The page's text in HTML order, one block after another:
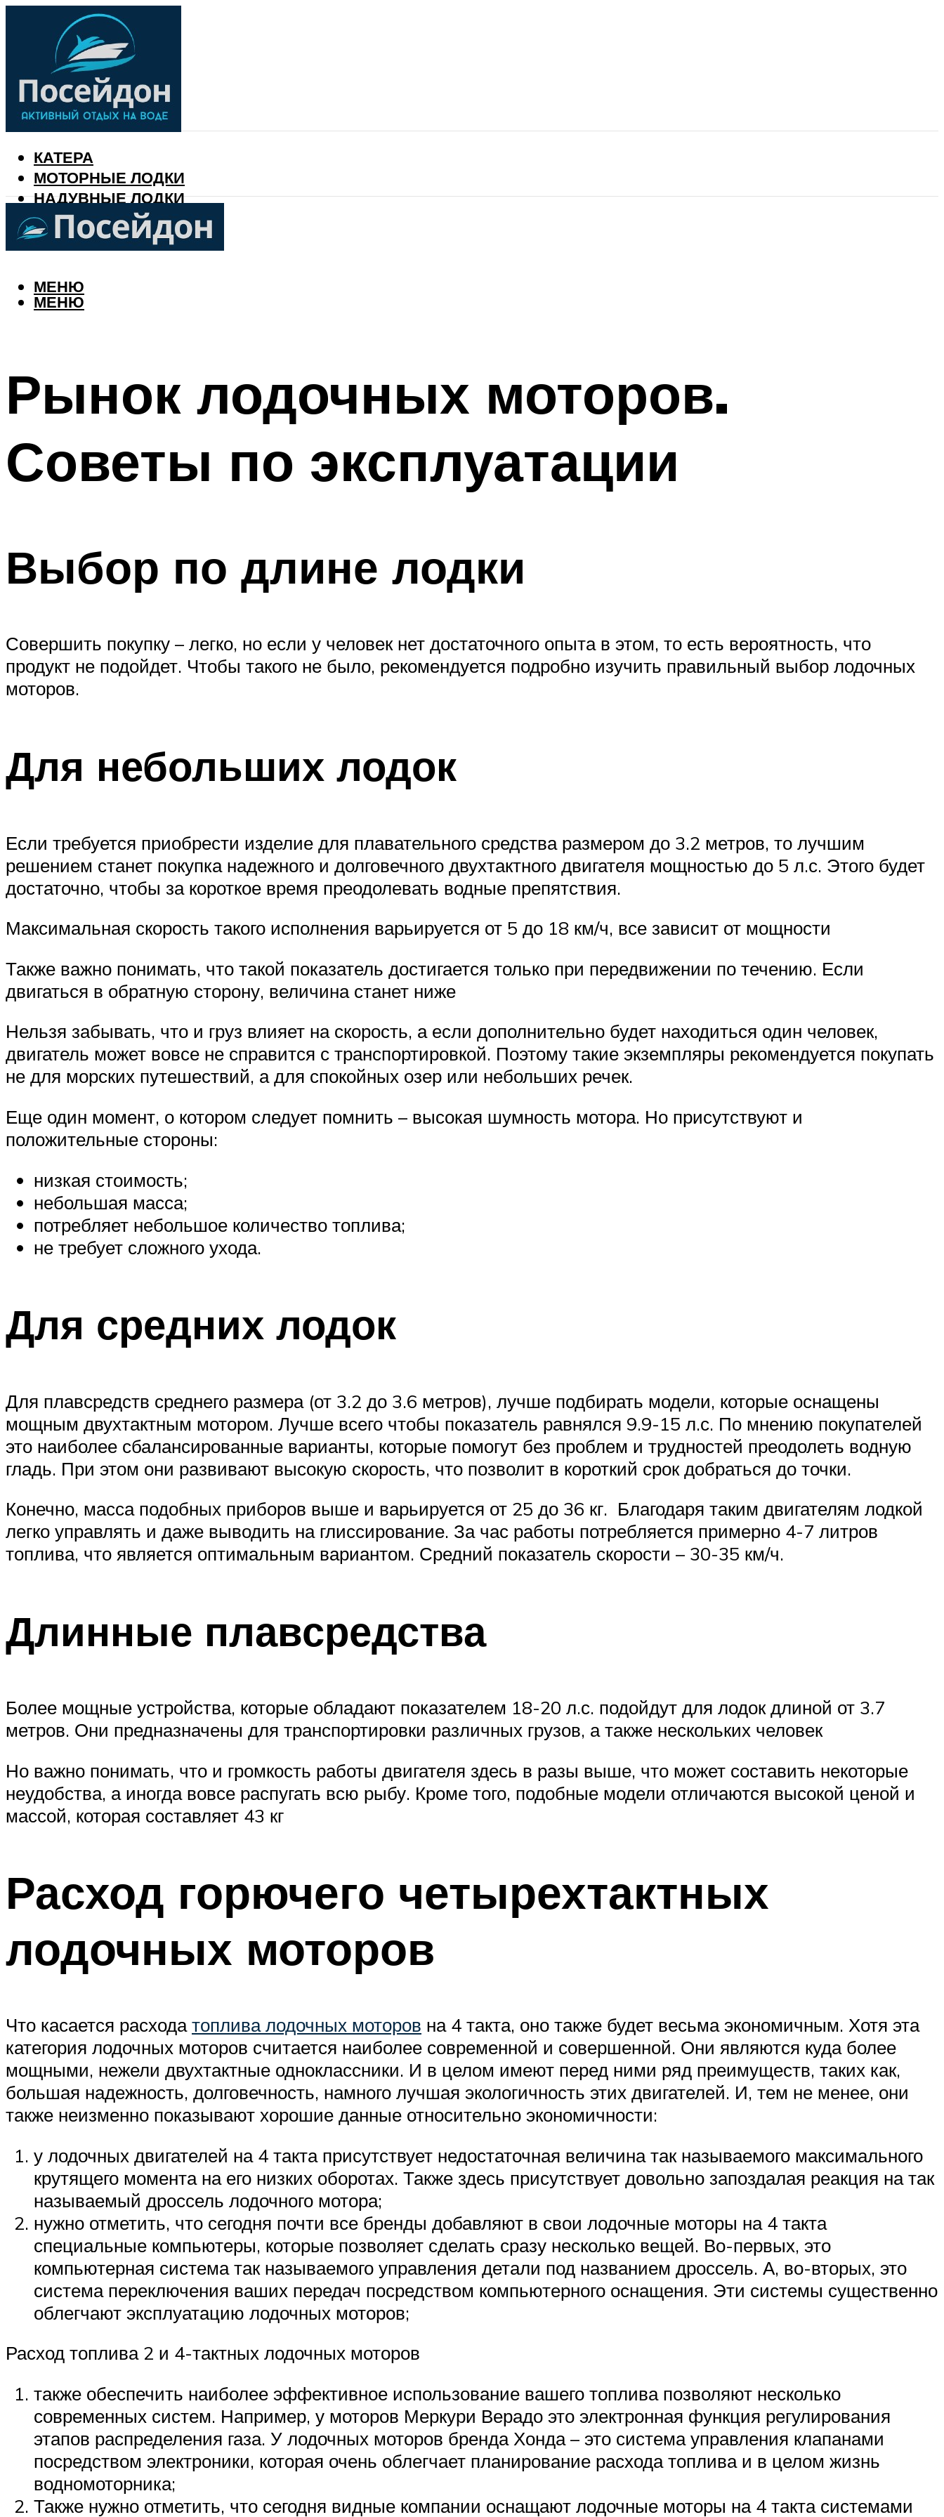
КАТЕРА
МОТОРНЫЕ ЛОДКИ
НАДУВНЫЕ ЛОДКИ
РЫБАЛКА
КАЛЕНДАРЬ РЫБАКА
МЕНЮ
МЕНЮ
Рынок лодочных моторов.
Советы по эксплуатации
Выбор по длине лодки
Совершить покупку – легко, но если у человек нет достаточного опыта в этом, то есть вероятность, что
продукт не подойдет. Чтобы такого не было, рекомендуется подробно изучить правильный выбор лодочных
моторов.
Для небольших лодок
Если требуется приобрести изделие для плавательного средства размером до 3.2 метров, то лучшим
решением станет покупка надежного и долговечного двухтактного двигателя мощностью до 5 л.с. Этого будет
достаточно, чтобы за короткое время преодолевать водные препятствия.
Максимальная скорость такого исполнения варьируется от 5 до 18 км/ч, все зависит от мощности
Также важно понимать, что такой показатель достигается только при передвижении по течению. Если
двигаться в обратную сторону, величина станет ниже
Нельзя забывать, что и груз влияет на скорость, а если дополнительно будет находиться один человек,
двигатель может вовсе не справится с транспортировкой. Поэтому такие экземпляры рекомендуется покупать
не для морских путешествий, а для спокойных озер или небольших речек.
Еще один момент, о котором следует помнить – высокая шумность мотора. Но присутствуют и
положительные стороны:
низкая стоимость;
небольшая масса;
потребляет небольшое количество топлива;
не требует сложного ухода.
Для средних лодок
Для плавсредств среднего размера (от 3.2 до 3.6 метров), лучше подбирать модели, которые оснащены
мощным двухтактным мотором. Лучше всего чтобы показатель равнялся 9.9-15 л.с. По мнению покупателей
это наиболее сбалансированные варианты, которые помогут без проблем и трудностей преодолеть водную
гладь. При этом они развивают высокую скорость, что позволит в короткий срок добраться до точки.
Конечно, масса подобных приборов выше и варьируется от 25 до 36 кг. Благодаря таким двигателям лодкой
легко управлять и даже выводить на глиссирование. За час работы потребляется примерно 4-7 литров
топлива, что является оптимальным вариантом. Средний показатель скорости – 30-35 км/ч.
Длинные плавсредства
Более мощные устройства, которые обладают показателем 18-20 л.с. подойдут для лодок длиной от 3.7
метров. Они предназначены для транспортировки различных грузов, а также нескольких человек
Но важно понимать, что и громкость работы двигателя здесь в разы выше, что может составить некоторые
неудобства, а иногда вовсе распугать всю рыбу. Кроме того, подобные модели отличаются высокой ценой и
массой, которая составляет 43 кг
Расход горючего четырехтактных
лодочных моторов
Что касается расходатоплива лодочных моторов на 4 такта, оно также будет весьма экономичным. Хотя эта
категория лодочных моторов считается наиболее современной и совершенной. Они являются куда более
мощными, нежели двухтактные одноклассники. И в целом имеют перед ними ряд преимуществ, таких как,
большая надежность, долговечность, намного лучшая экологичность этих двигателей. И, тем не менее, они
также неизменно показывают хорошие данные относительно экономичности:
у лодочных двигателей на 4 такта присутствует недостаточная величина так называемого максимального
крутящего момента на его низких оборотах. Также здесь присутствует довольно запоздалая реакция на так
называемый дроссель лодочного мотора;
нужно отметить, что сегодня почти все бренды добавляют в свои лодочные моторы на 4 такта
специальные компьютеры, которые позволяет сделать сразу несколько вещей. Во-первых, это
компьютерная система так называемого управления детали под названием дроссель. А, во-вторых, это
система переключения ваших передач посредством компьютерного оснащения. Эти системы существенно
облегчают эксплуатацию лодочных моторов;
Расход топлива 2 и 4-тактных лодочных моторов
также обеспечить наиболее эффективное использование вашего топлива позволяют несколько
современных систем. Например, у моторов Меркури Верадо это электронная функция регулирования
этапов распределения газа. У лодочных моторов бренда Хонда – это система управления клапанами
посредством электроники, которая очень облегчает планирование расхода топлива и в целом жизнь
водномоторника;
Также нужно отметить, что сегодня видные компании оснащают лодочные моторы на 4 такта системами